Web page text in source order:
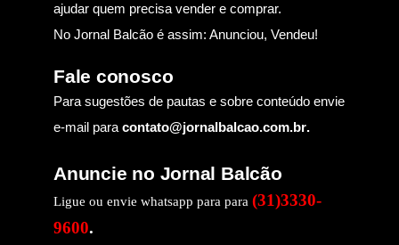
ajudar quem precisa vender e comprar.
No Jornal Balcão é assim: Anunciou, Vendeu!
Fale conosco
Para sugestões de pautas e sobre conteúdo envie
e-mail para contato@jornalbalcao.com.br.
Anuncie no Jornal Balcão
Ligue ou envie whatsapp para para (31)3330-
9600.